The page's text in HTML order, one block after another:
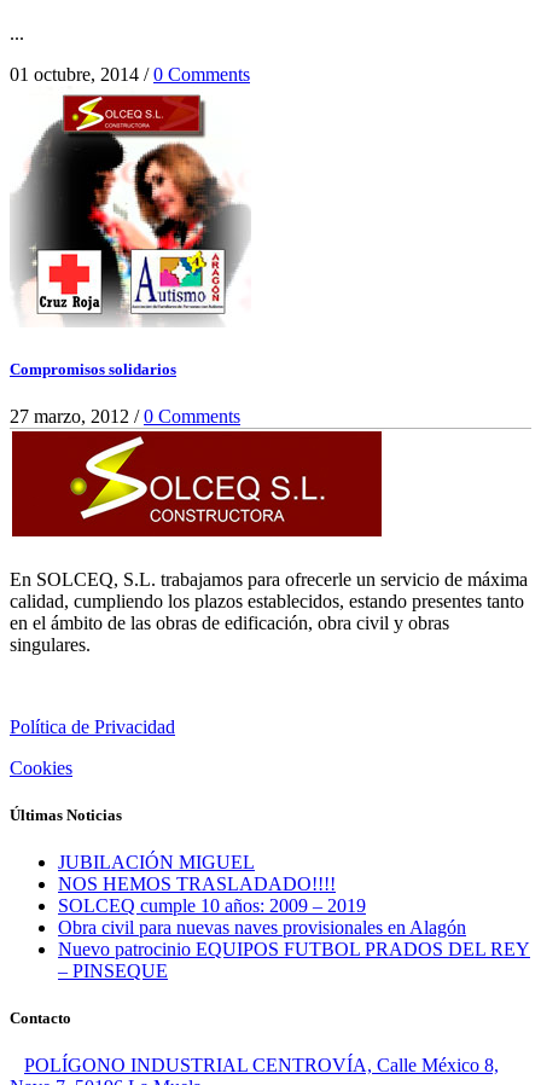
...
01 octubre, 2014 /0 Comments
Compromisos solidarios
27 marzo, 2012 /0 Comments
En SOLCEQ, S.L. trabajamos para ofrecerle un servicio de máxima
calidad, cumpliendo los plazos establecidos, estando presentes tanto
en el ámbito de las obras de edificación, obra civil y obras
singulares.
Política de Privacidad
Cookies
Últimas Noticias
JUBILACIÓN MIGUEL
NOS HEMOS TRASLADADO!!!!
SOLCEQ cumple 10 años: 2009 – 2019
Obra civil para nuevas naves provisionales en Alagón
Nuevo patrocinio EQUIPOS FUTBOL PRADOS DEL REY
– PINSEQUE
Contacto
POLÍGONO INDUSTRIAL CENTROVÍA, Calle México 8,